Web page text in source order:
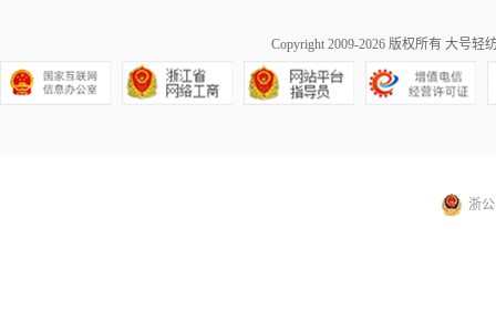
Copyright 2009-2026 版权所有 大号轻
浙公